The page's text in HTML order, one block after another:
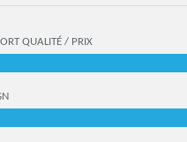
QUALITÉ / PRIX